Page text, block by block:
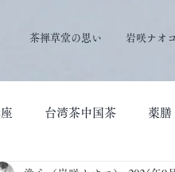
茶禅草堂の思い 岩咲ナオ
台湾茶中国茶 薬膳